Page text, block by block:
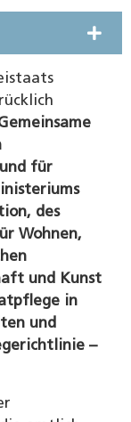
für
des
Wohnen,
und Kunst
in
und
–